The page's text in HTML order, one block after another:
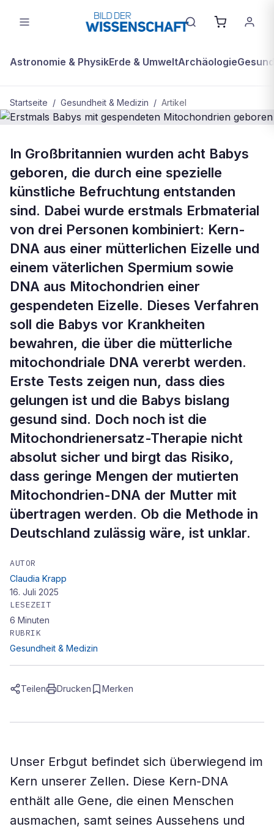
Astronomie & PhysikErde & UmweltArchäologie
Startseite / Gesundheit & Medizin / Artikel
Erstmals Babys mit gespendeten
Mitochondrien geboren
In Großbritannien wurden acht Babys
geboren, die durch eine spezielle
künstliche Befruchtung entstanden
sind. Dabei wurde erstmals Erbmaterial
von drei Personen kombiniert: Kern-
DNA aus einer mütterlichen Eizelle und
einem väterlichen Spermium sowie
DNA aus Mitochondrien einer
gespendeten Eizelle. Dieses Verfahren
soll die Babys vor Krankheiten
bewahren, die über die mütterliche
mitochondriale DNA vererbt werden.
Erste Tests zeigen nun, dass dies
gelungen ist und die Babys bislang
gesund sind. Doch noch ist die
Mitochondrienersatz-Therapie nicht
absolut sicher und birgt das Risiko,
dass geringe Mengen der mutierten
Mitochondrien-DNA der Mutter mit
übertragen werden. Ob die Methode in
Deutschland zulässig wäre, ist unklar.
AUTOR
Claudia Krapp
16. Juli 2025
LESEZEIT
6 Minuten
RUBRIK
Gesundheit & Medizin
Teilen Drucken Merken
Unser Erbgut befindet sich überwiegend im
Kern unserer Zellen. Diese Kern-DNA
enthält alle Gene, die einen Menschen
ausmachen, samt seines Aussehens und